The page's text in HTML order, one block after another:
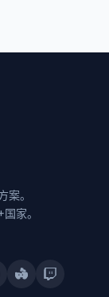
案。
家。